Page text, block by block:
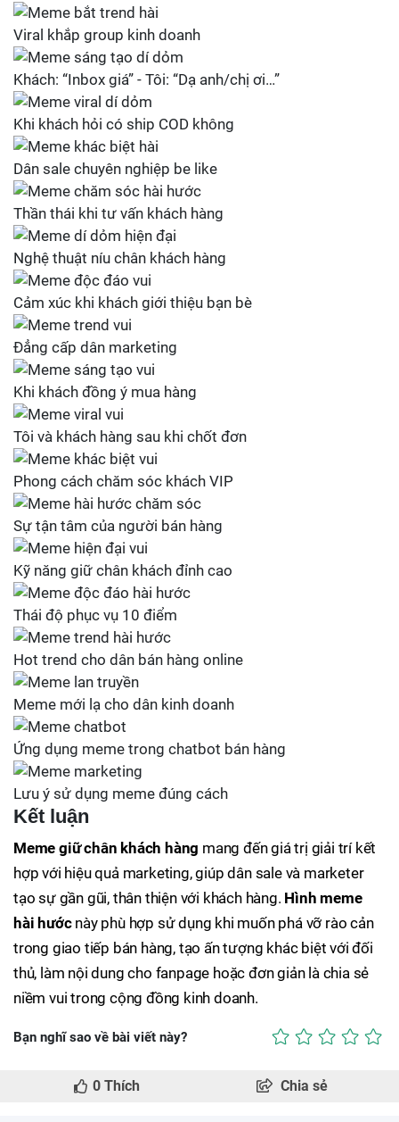
Viral khắp group kinh doanh
Khách: “Inbox giá” - Tôi: “Dạ anh/chị ơi…”
Khi khách hỏi có ship COD không
Dân sale chuyên nghiệp be like
Thần thái khi tư vấn khách hàng
Nghệ thuật níu chân khách hàng
Cảm xúc khi khách giới thiệu bạn bè
Đẳng cấp dân marketing
Khi khách đồng ý mua hàng
Tôi và khách hàng sau khi chốt đơn
Phong cách chăm sóc khách VIP
Sự tận tâm của người bán hàng
Kỹ năng giữ chân khách đỉnh cao
Thái độ phục vụ 10 điểm
Hot trend cho dân bán hàng online
Meme mới lạ cho dân kinh doanh
Ứng dụng meme trong chatbot bán hàng
Lưu ý sử dụng meme đúng cách
Kết luận
Meme giữ chân khách hàng mang đến giá trị giải trí kết
hợp với hiệu quả marketing, giúp dân sale và marketer
tạo sự gần gũi, thân thiện với khách hàng. Hình meme
hài hướcnày phù hợp sử dụng khi muốn phá vỡ rào cản
trong giao tiếp bán hàng, tạo ấn tượng khác biệt với đối
thủ, làm nội dung cho fanpage hoặc đơn giản là chia sẻ
niềm vui trong cộng đồng kinh doanh.
Bạn nghĩ sao về bài viết này?
0 Thích Chia sẻ